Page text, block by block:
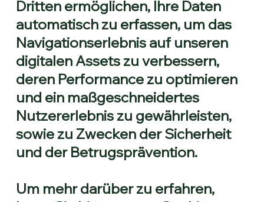
Dritten ermöglichen, Ihre Daten
automatisch zu erfassen, um das
Navigationserlebnis auf unseren
digitalen Assets zu verbessern,
deren Performance zu optimieren
und ein maßgeschneidertes
Nutzererlebnis zu gewährleisten,
sowie zu Zwecken der Sicherheit
und der Betrugsprävention.
Um mehr darüber zu erfahren,